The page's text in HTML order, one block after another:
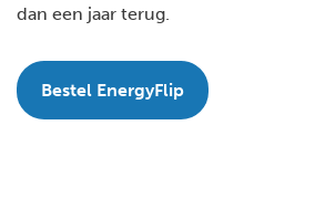
dan een jaar terug.
Bestel EnergyFlip